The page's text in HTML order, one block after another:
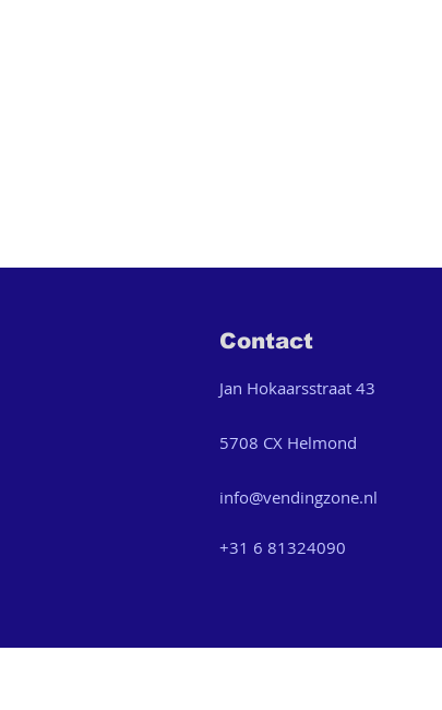
Contact
Jan Hokaarsstraat 43
5708 CX Helmond
info@vendingzone.nl
+31 6 81324090